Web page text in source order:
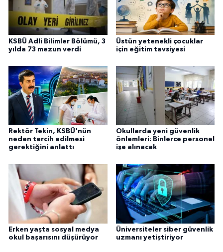
KSBÜ Adli Bilimler Bölümü, 3
yılda 73 mezun verdi
Üstün yetenekli çocuklar
için eğitim tavsiyesi
Rektör Tekin, KSBÜ'nün
neden tercih edilmesi
gerektiğini anlattı
Okullarda yeni güvenlik
önlemleri: Binlerce personel
işe alınacak
Erken yaşta sosyal medya
okul başarısını düşürüyor
Üniversiteler siber güvenlik
uzmanı yetiştiriyor